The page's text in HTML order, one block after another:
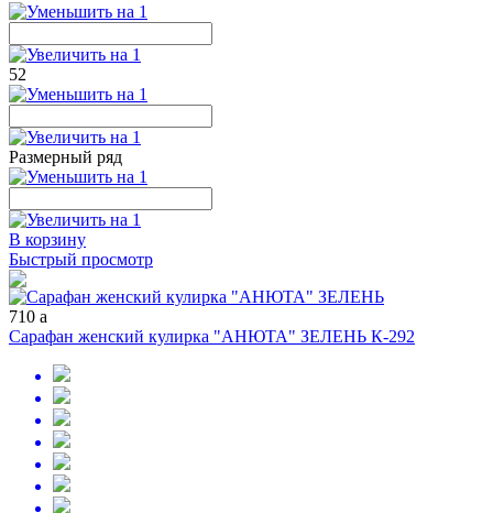
52
Размерный ряд
В корзину
Быстрый просмотр
710 a
Сарафан женский кулирка "АНЮТА" ЗЕЛЕНЬ К-292